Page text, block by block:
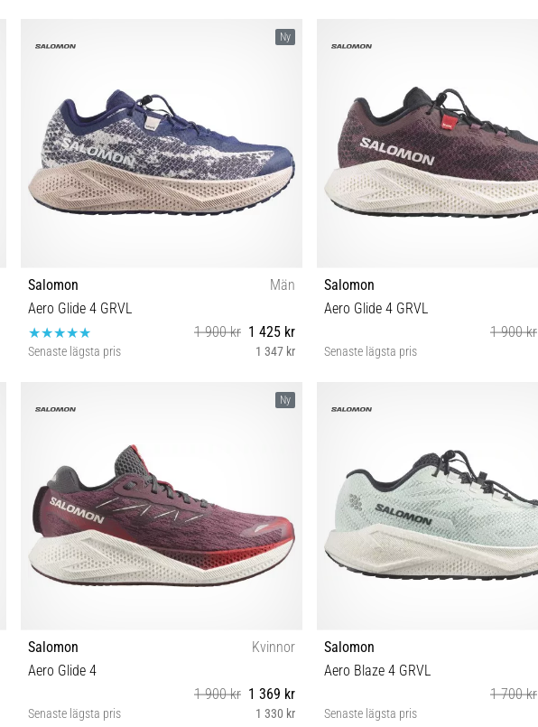
Ny
Salomon
Män
Aero Glide 4 GRVL
1 900 kr 1 425 kr
Senaste lägsta pris 1 347 kr
Salomon
Aero Glide 4 GRVL
1 900 kr
Senaste lägsta pris
Ny
Salomon
Kvinnor
Aero Glide 4
1 900 kr 1 369 kr
Senaste lägsta pris 1 330 kr
Salomon
Aero Blaze 4 GRVL
1 700 kr
Senaste lägsta pris